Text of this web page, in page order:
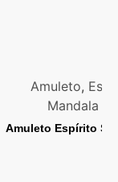
Amuleto,
Mandala
Amuleto Espírito